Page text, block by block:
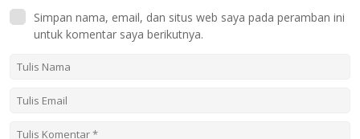
Simpan nama, email, dan situs web saya pada peramban ini
untuk komentar saya berikutnya.